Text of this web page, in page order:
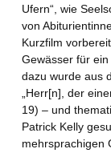
Ufern“, wie
von
Kurzfilm
Gewässer für
dazu wurde aus
„Herr[n], der
19) – und
Patrick Kelly
mehrsprachigen